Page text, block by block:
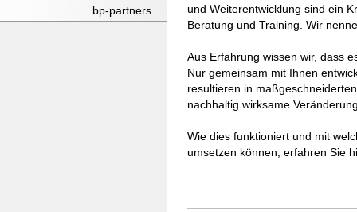
bp-partners
und Weiterentwicklung sind ein
Beratung und Training. Wir
Aus Erfahrung wissen wir, dass
Nur gemeinsam mit Ihnen
resultieren in
nachhaltig wirksame
Wie dies funktioniert und mit
umsetzen können, erfahren Sie